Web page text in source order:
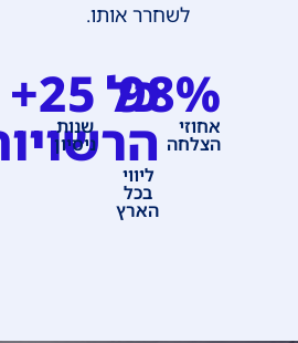
לשחרר אותו.
98%
אחוזי
הצלחה
כל
הרשויות
ליווי
בכל
הארץ
25+
שנות
ניסיון